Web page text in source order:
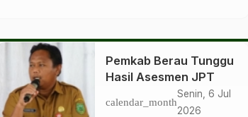
Pemkab Berau Tunggu
Hasil Asesmen JPT
calendar_month
Senin, 6 Jul
2026